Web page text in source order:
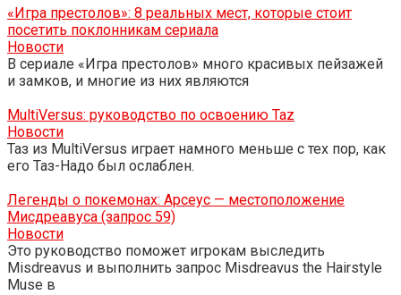
«Игра престолов»: 8 реальных мест, которые стоит
посетить поклонникам сериала
Новости
В сериале «Игра престолов» много красивых пейзажей
и замков, и многие из них являются
MultiVersus: руководство по освоению Taz
Новости
Таз из MultiVersus играет намного меньше с тех пор, как
его Таз-Надо был ослаблен.
Легенды о покемонах: Арсеус — местоположение
Мисдреавуса (запрос 59)
Новости
Это руководство поможет игрокам выследить
Misdreavus и выполнить запрос Misdreavus the Hairstyle
Muse в